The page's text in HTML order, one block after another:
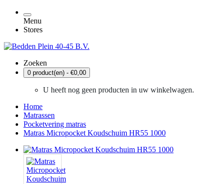
Menu
Stores
Zoeken
0 product(en) - €0,00
U heeft nog geen producten in uw winkelwagen.
Home
Matrassen
Pocketvering matras
Matras Micropocket Koudschuim HR55 1000